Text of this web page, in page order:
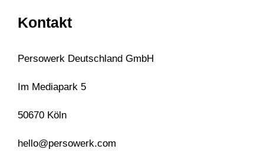
Kontakt
Persowerk Deutschland GmbH
Im Mediapark 5
50670 Köln
hello@persowerk.com